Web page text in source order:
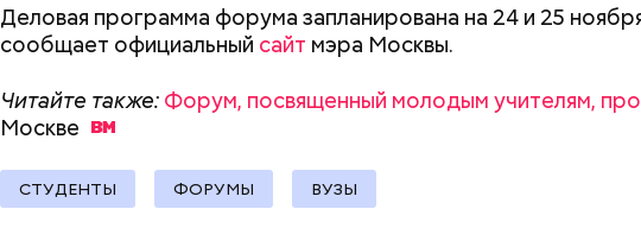
Деловая программа форума запланирована на 24 и 25
сообщает официальный сайт мэра Москвы.
Читайте также: Форум, посвященный молодым учителям,
Москве
СТУДЕНТЫ ФОРУМЫ ВУЗЫ